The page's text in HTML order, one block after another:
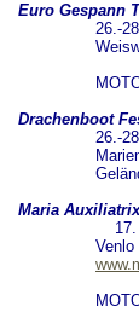
Euro Gespann
26.-
Drachenboot
26.-28.
Mariensiel
Gelände
Maria
Venlo /